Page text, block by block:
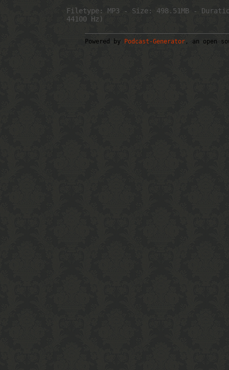
Filetype: MP3 - Size: 498.51MB -
44100 Hz)
Powered by Podcast-Generator , an open